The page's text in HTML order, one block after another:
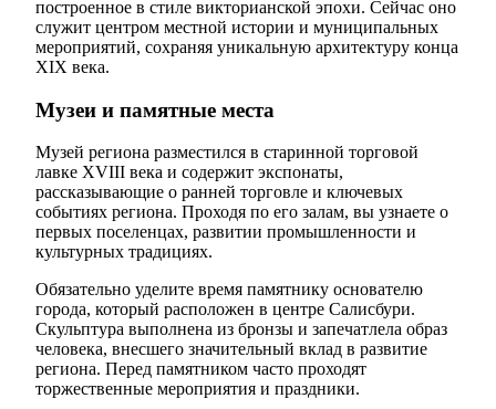
построенное в стиле викторианской эпохи. Сейчас оно
служит центром местной истории и муниципальных
мероприятий, сохраняя уникальную архитектуру конца
XIX века.
Музеи и памятные места
Музей региона разместился в старинной торговой
лавке XVIII века и содержит экспонаты,
рассказывающие о ранней торговле и ключевых
событиях региона. Проходя по его залам, вы узнаете о
первых поселенцах, развитии промышленности и
культурных традициях.
Обязательно уделите время памятнику основателю
города, который расположен в центре Салисбури.
Скульптура выполнена из бронзы и запечатлела образ
человека, внесшего значительный вклад в развитие
региона. Перед памятником часто проходят
торжественные мероприятия и праздники.